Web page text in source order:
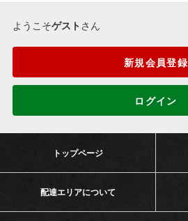
ようこそゲスト さん
新規会員登録
ログイン
トップページ
配達エリアについて